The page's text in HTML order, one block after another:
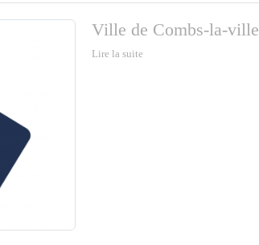
Ville de Combs-la-ville
Lire la suite